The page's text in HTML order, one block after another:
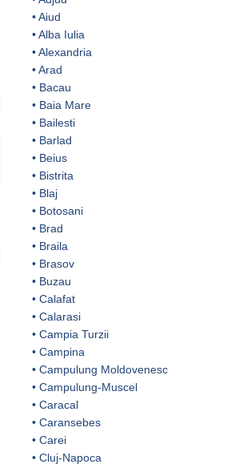
•Aiud
•Alba Iulia
•Alexandria
•Arad
• Bacau
• Baia Mare
• Bailesti
• Barlad
• Beius
• Bistrita
• Blaj
• Botosani
• Brad
• Braila
• Brasov
• Buzau
• Calafat
• Calarasi
• Campia Turzii
• Campina
• Campulung Moldovenesc
• Campulung-Muscel
• Caracal
• Caransebes
• Carei
• Cluj-Napoca